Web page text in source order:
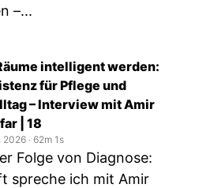
–...
intelligent werden:
für Pflege und
– Interview mit Amir
| 18
2026 ‧ 62m 1s
Folge von Diagnose:
spreche ich mit Amir